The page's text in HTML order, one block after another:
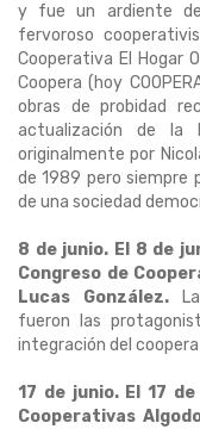
y fue un ardiente
fervoroso
Cooperativa El Hogar
Coopera (hoy
obras de probidad
actualización de la
originalmente por
de 1989 pero siempre
de una sociedad
8 de junio. El 8 de
Congreso de
Lucas González.
fueron las
integración del
17 de junio. El 17
Cooperativas